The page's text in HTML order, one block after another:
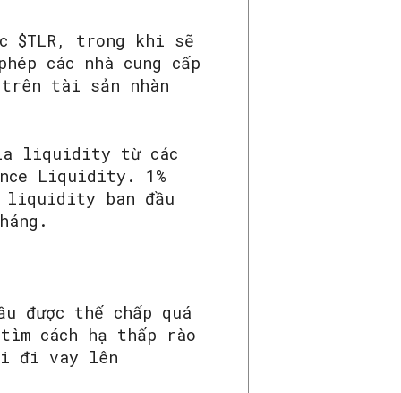
$TLR, trong khi sẽ
các nhà cung cấp
tài sản nhàn
la liquidity từ các
Liquidity. 1%
liquidity ban đầu
được thế chấp quá
cách hạ thấp rào
đi vay lên